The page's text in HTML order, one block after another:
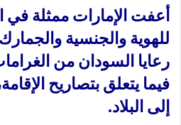
أعفت الإمارات ممثلة في
للهوية والجنسية
رعايا السودان من
فيما يتعلق بتصاريح
إلى البلاد.